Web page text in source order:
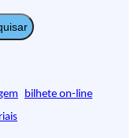
bilhete on-line